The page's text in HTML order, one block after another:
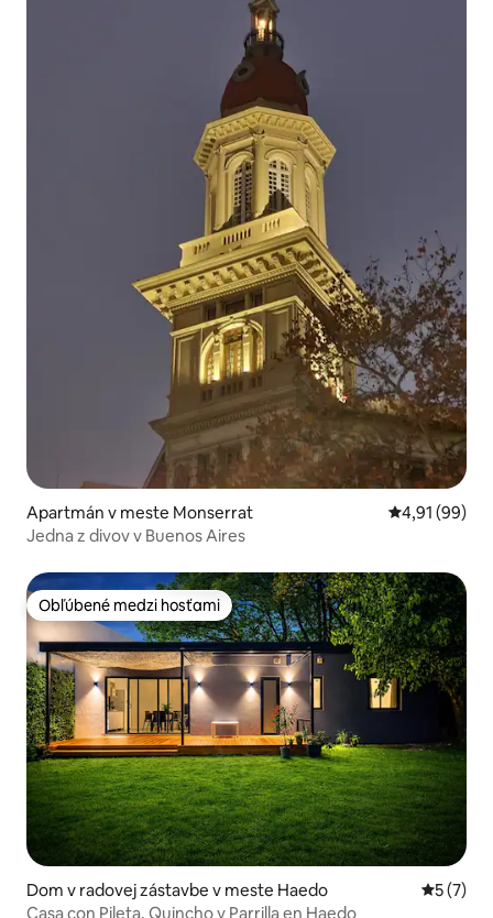
Apartmán v meste Monserrat Priemerné
4,91 (99)
Jedna z divov v Buenos Aires
Obľúbené medzi hosťami
Obľúbené medzi hosťami
Dom v radovej zástavbe v meste Haedo
5 (7)
Casa con Pileta, Quincho y Parrilla en Haedo